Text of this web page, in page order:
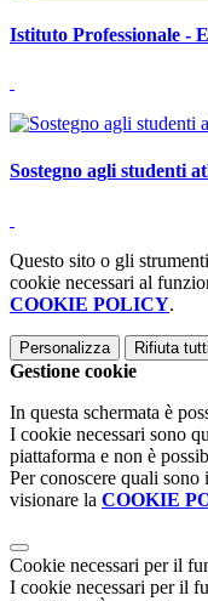
Istituto Professionale -
Sostegno agli studenti
Questo sito o gli
cookie necessari al
COOKIE POLICY.
Personalizza Rifiuta tutti
Gestione cookie
In questa schermata è
I cookie necessari sono
piattaforma e non è
Per conoscere quali
visionare la COOKIE
Cookie necessari per il
I cookie necessari per il